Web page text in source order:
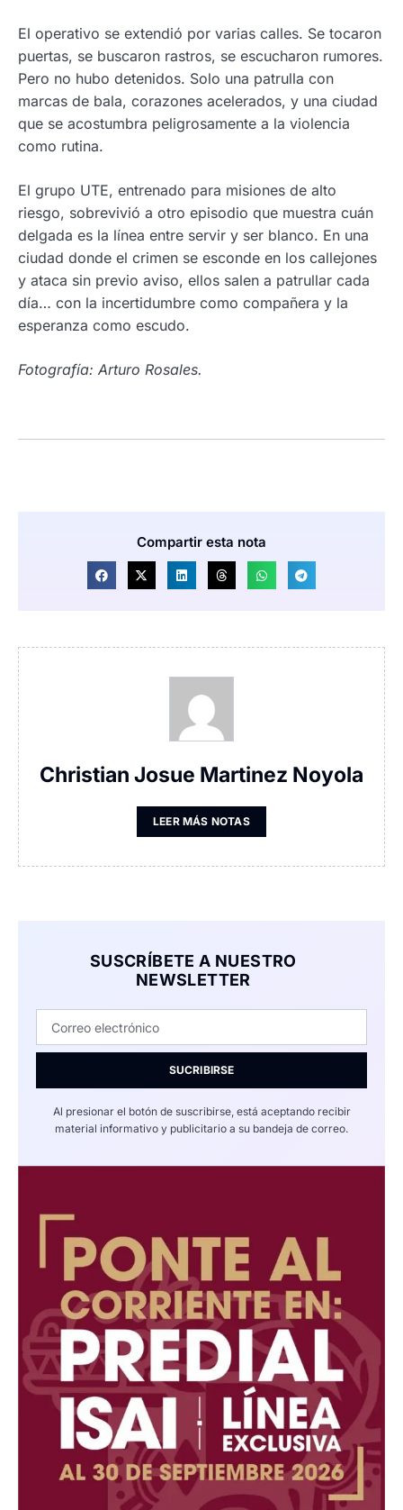
El operativo se extendió por varias calles. Se tocaron
puertas, se buscaron rastros, se escucharon rumores.
Pero no hubo detenidos. Solo una patrulla con
marcas de bala, corazones acelerados, y una ciudad
que se acostumbra peligrosamente a la violencia
como rutina.
El grupo UTE, entrenado para misiones de alto
riesgo, sobrevivió a otro episodio que muestra cuán
delgada es la línea entre servir y ser blanco. En una
ciudad donde el crimen se esconde en los callejones
y ataca sin previo aviso, ellos salen a patrullar cada
día… con la incertidumbre como compañera y la
esperanza como escudo.
Fotografía: Arturo Rosales.
Compartir esta nota
Christian Josue Martinez Noyola
LEER MÁS NOTAS
SUSCRÍBETE A NUESTRO
NEWSLETTER
SUCRIBIRSE
Al presionar el botón de suscribirse, está aceptando recibir
material informativo y publicitario a su bandeja de correo.